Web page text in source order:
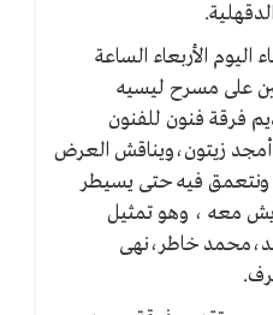
الأربعاء الساعة
على مسرح ليسيه
فرقة فنون للفنون
أمجد زيتون،ويناقش العرض
فيه حتى يسيطر
معه ، وهو تمثيل
خاطر،نهى